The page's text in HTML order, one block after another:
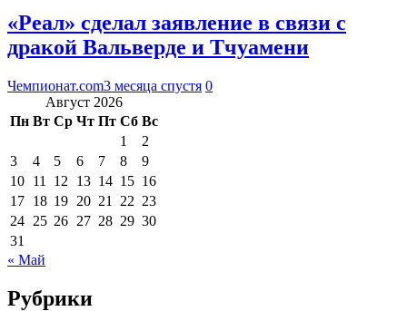
«Реал» сделал заявление в связи с
дракой Вальверде и Тчуамени
Чемпионат.com3 месяца спустя 0
Август 2026
Пн Вт Ср Чт Пт Сб Вс
1
2
3
4 5 6 7 8
9
10 11 12 13 14 15 16
17 18 19 20 21 22 23
24 25 26 27 28 29 30
31
« Май
Рубрики